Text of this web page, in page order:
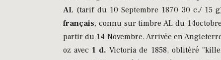
AL (tarif du 10 Septembre 1870 30 c./ 15
français, connu sur timbre AL du
partir du 14 Novembre. Arrivée en
oz avec 1 d. Victoria de 1858, oblitéré